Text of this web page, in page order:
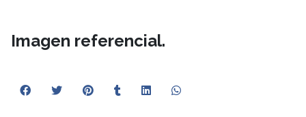
Imagen referencial.